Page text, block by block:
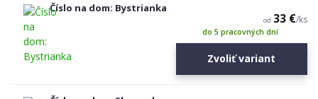
Číslo na dom: Bystrianka
od 33 €/ks
do 5 pracovných dní
Zvoliť variant